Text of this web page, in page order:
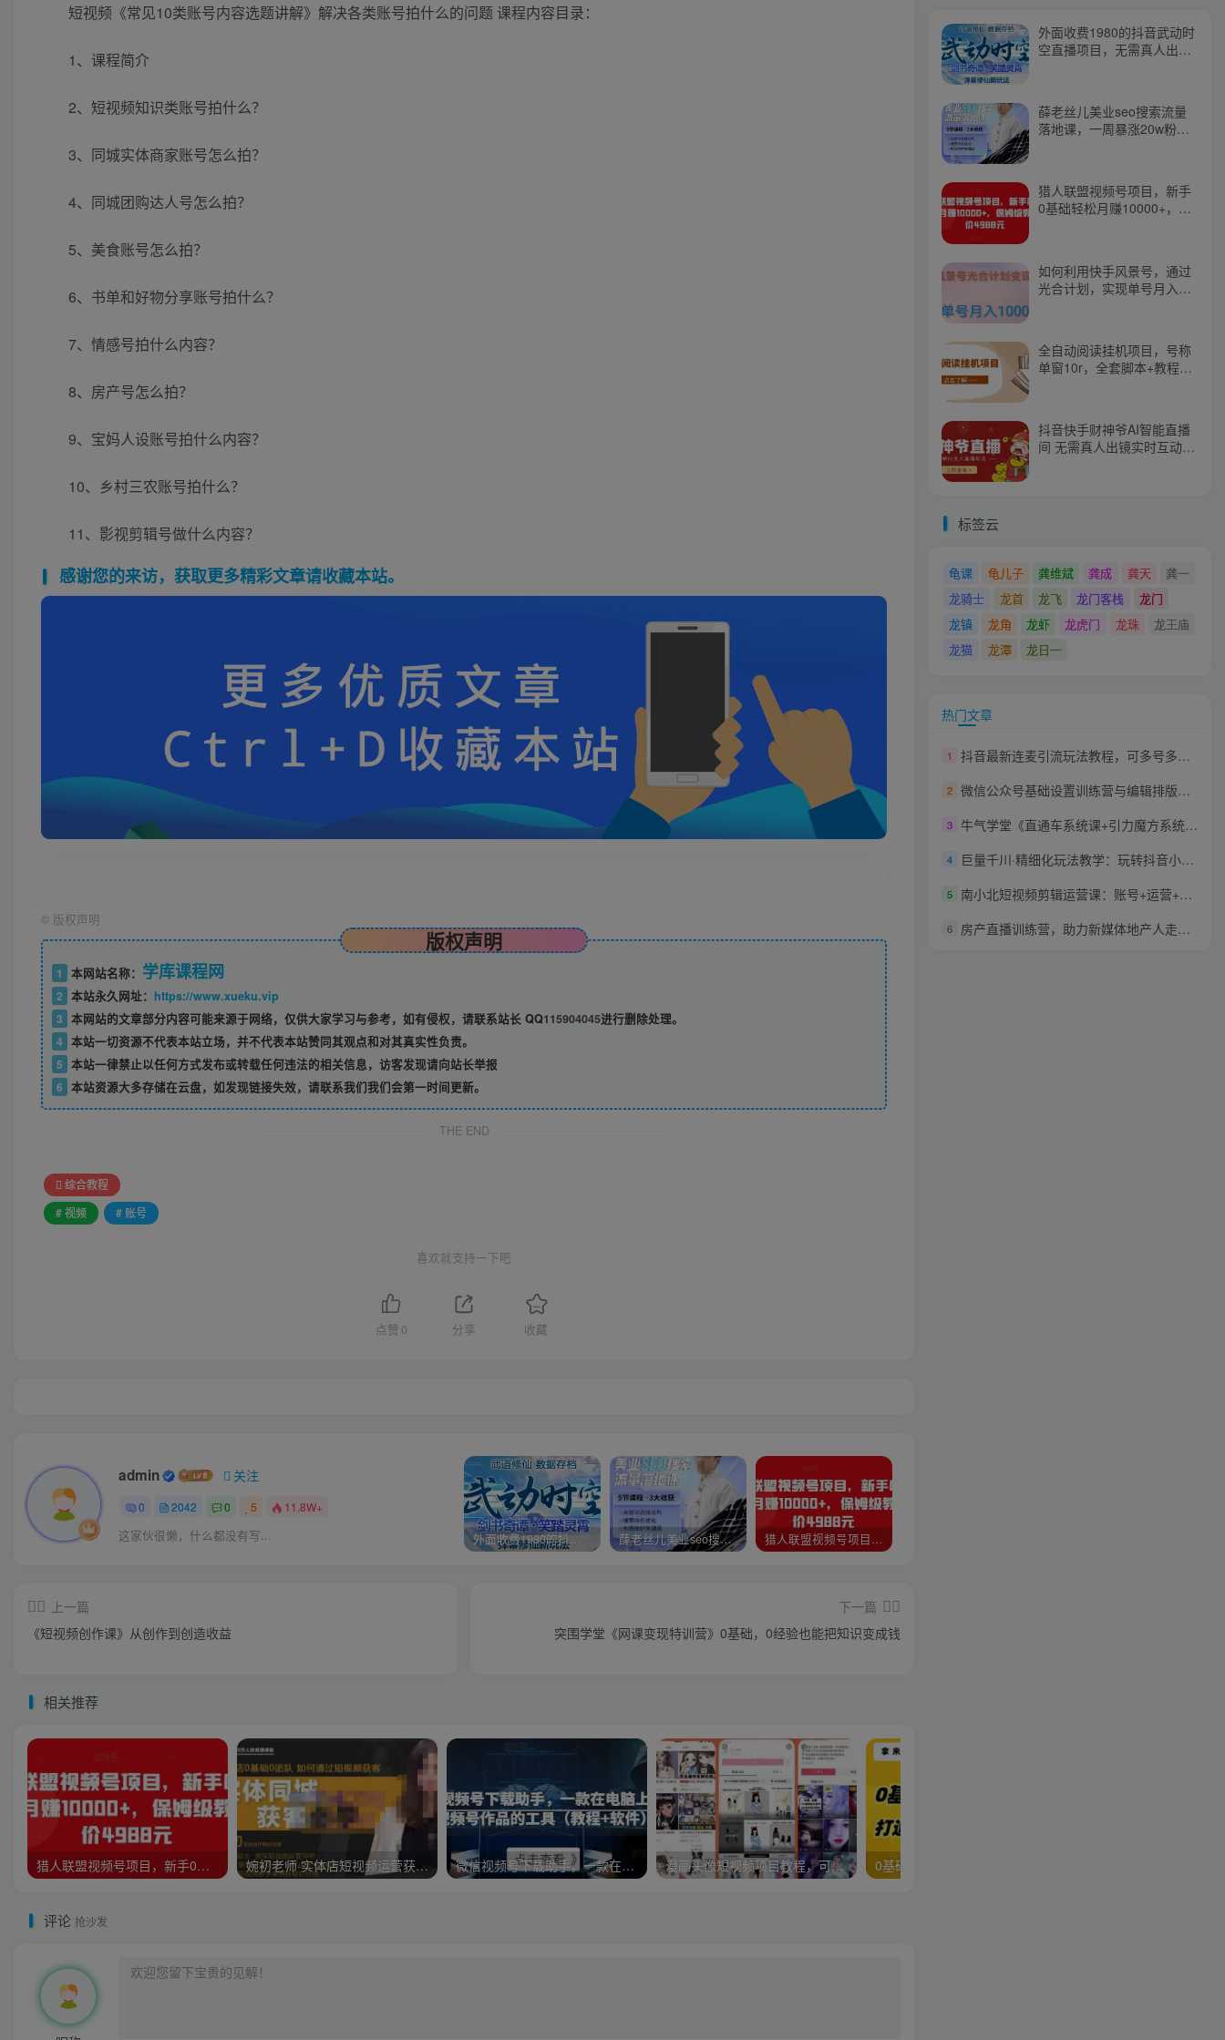
短视频《常见10类账号内容选题讲解》解决各类账号拍什么的问题 课程内容目录：
1、课程简介
2、短视频知识类账号拍什么？
3、同城实体商家账号怎么拍？
4、同城团购达人号怎么拍？
5、美食账号怎么拍？
6、书单和好物分享账号拍什么？
7、情感号拍什么内容？
8、房产号怎么拍？
9、宝妈人设账号拍什么内容？
10、乡村三农账号拍什么？
11、影视剪辑号做什么内容？
感谢您的来访，获取更多精彩文章请收藏本站。
© 版权声明
版权声明
1 本网站名称： 学库课程网
2 本站永久网址： https://www.xueku.vip
3 本网站的文章部分内容可能来源于网络，仅供大家学习与参考，如有侵权，请联系站长 QQ115904045进行删除处理。
4 本站一切资源不代表本站立场，并不代表本站赞同其观点和对其真实性负责。
5 本站一律禁止以任何方式发布或转载任何违法的相关信息，访客发现请向站长举报
6 本站资源大多存储在云盘，如发现链接失效，请联系我们我们会第一时间更新。
THE END
综合教程
# 视频
# 账号
喜欢就支持一下吧
点赞 0 分享 收藏
admin 关注
0 2042 0 5 11.8W+
这家伙很懒，什么都没有写... 外面收费1980的抖音武动时空直播项目，无需真人出镜，实时互动直播【软件+详细教程】 薛老丝儿美业seo搜索流量落地课，一周暴涨20w粉丝，全干货讲解 猎人联盟视频号项目，新手0基础轻松月赚10000+，保姆级教程原价4988元
上一篇
《短视频创作课》从创作到创造收益
下一篇
突围学堂《网课变现特训营》0基础，0经验也能把知识变成钱
相关推荐
猎人联盟视频号项目，新手0基础轻松月赚10000+，保姆级教程原价4988元 婉初老师·实体店短视频运营获客，打通抖音获客路劲，使用短视频增大实体店或企业曝光 微信视频号下载助手，一款在电脑上下载视频号作品的工具（教程+软件） 漫画头像短视频项目教程，可以批量起号，轻松月入过万（视频教程+软件）
评论 抢沙发
外面收费1980的抖音武动时
空直播项目，无需真人出
薛老丝儿美业seo搜索流量
落地课，一周暴涨20w粉
猎人联盟视频号项目，新手
0基础轻松月赚10000+，保
如何利用快手风景号，通过
光合计划，实现单号月入
全自动阅读挂机项目，号称
单窗10r，全套脚本+教程，
抖音快手财神爷AI智能直播
间 无需真人出镜实时互动
标签云
龟课 龟儿子 龚维斌 龚成 龚天
龚一
龙骑士
龙首 龙飞 龙门客栈
龙门
龙镇
龙角 龙虾 龙虎门 龙珠
龙王庙
龙猫
龙潭 龙日一
热门文章
1 抖音最新连麦引流玩法教程，可多号多人操作，单日产粉100+
2 微信公众号基础设置训练营与编辑排版课 让你的公众号文字和版面更精致
3 牛气学堂《直通车系统课+引力魔方系统课》挖掘精准流量玩转直通车
4 巨量千川·精细化玩法教学：玩转抖音小店，快速爆单核心的玩法
5 南小北短视频剪辑运营课：账号+运营+直播，零基础学习手机剪辑【视频课程】
6 房产直播训练营，助力新媒体地产人走出困境，帮助房产人走入新媒体时代